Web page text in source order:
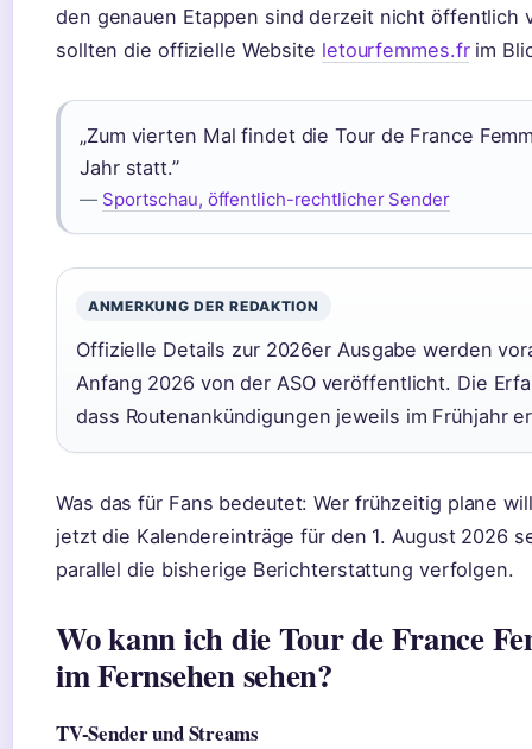
den genauen Etappen sind derzeit nicht öffentlich
sollten die offizielle Website letourfemmes.frim
„Zum vierten Mal findet die Tour de France
Jahr statt.”
— Sportschau, öffentlich-rechtlicher Sender
ANMERKUNG DER REDAKTION
Offizielle Details zur 2026er Ausgabe werden
Anfang 2026 von der ASO veröffentlicht. Die
dass Routenankündigungen jeweils im Frühjahr
Was das für Fans bedeutet: Wer frühzeitig plane
jetzt die Kalendereinträge für den 1. August 2026
parallel die bisherige Berichterstattung verfolgen.
Wo kann ich die Tour de France
im Fernsehen sehen?
TV-Sender und Streams